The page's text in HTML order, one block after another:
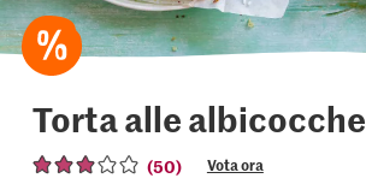
Torta alle albicocche
(50) Vota ora